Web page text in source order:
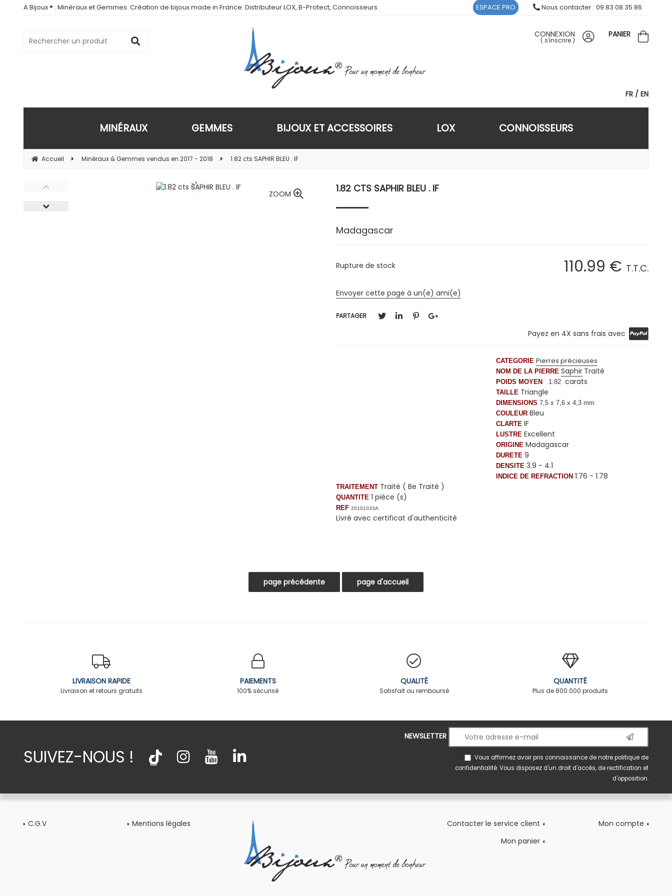
A Bijoux ® : Minéraux et Gemmes. Création de bijoux made in France. Distributeur LOX, B-Protect, Connoisseurs.
FR EN
CONNEXION
( s'inscrire )
PANIER
MINÉRAUX GEMMES BIJOUX ET ACCESSOIRES LOX CONNOISSEURS
Accueil Minéraux & Gemmes vendus en 2017 - 2018 1.82 cts SAPHIR BLEU . IF
ZOOM 1.82 CTS SAPHIR BLEU . IF
Madagascar
110.99 € T.T.C.
Rupture de stock
Envoyer cette page à un(e) ami(e)
PARTAGER
Payez en 4X sans frais avec
CATEGORIE Pierres précieuses
NOM DE LA PIERRE Saphir Traité
POIDS MOYEN 1.82 carats
TAILLE Triangle
DIMENSIONS 7,5 x 7 ,6 x 4,3 mm
COULEUR Bleu
CLARTE IF
LUSTRE Excellent
ORIGINE Madagascar
DURETE 9
DENSITE 3.9 - 4.1
INDICE DE REFRACTION 1.76 - 1.78
TRAITEMENT Traité ( Be Traité )
QUANTITE 1 pièce (s)
REF 20101033A
Livré avec certificat d'authenticité
ESPACE PRO Nous contacter : 09 83 08 35 86
LIVRAISON RAPIDE
Livraison et retours gratuits
PAIEMENTS
100% sécurisé
QUALITÉ
Satisfait ou remboursé
QUANTITÉ
Plus de 800.000 produits
SUIVEZ-NOUS !
NEWSLETTER
Vous affirmez avoir pris connaissance de notrepolitique de
confidentialité. Vous disposez d'un droit d'accès, de rectification et
d'opposition.
C.G.V Mentions légales Contacter le service client
Mon compte
Mon panier